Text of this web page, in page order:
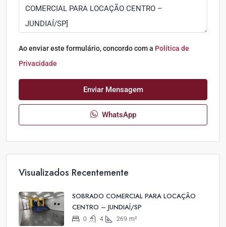
Ao enviar este formulário, concordo com a Política de
Privacidade
Enviar Mensagem
WhatsApp
Visualizados Recentemente
SOBRADO COMERCIAL PARA LOCAÇÃO
CENTRO – JUNDIAÍ/SP
0 4 269 m²